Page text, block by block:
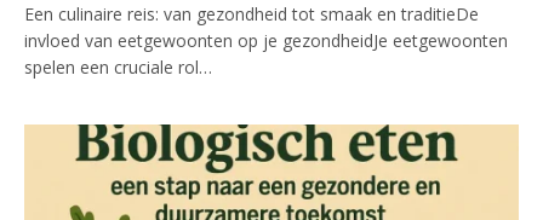
Een culinaire reis: van gezondheid tot smaak en traditieDe
invloed van eetgewoonten op je gezondheidJe eetgewoonten
spelen een cruciale rol…